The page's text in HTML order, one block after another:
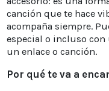
canción que te hace
acompaña siempre.
especial o incluso con
un enlace o canción.
Por qué te va a